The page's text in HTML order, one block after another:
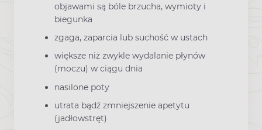
objawami są bóle brzucha, wymioty i
biegunka
zgaga, zaparcia lub suchość w ustach
większe niż zwykle wydalanie płynów
(moczu) w ciągu dnia
nasilone poty
utrata bądź zmniejszenie apetytu
(jadłowstręt)